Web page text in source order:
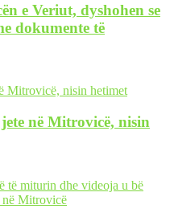
e Veriut, dyshohen se
dokumente të
në Mitrovicë, nisin